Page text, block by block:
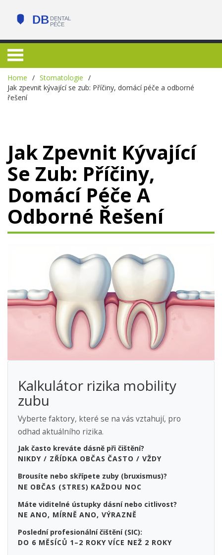
Home
Stomatologie
Jak zpevnit kývající se zub: Příčiny, domácí péče a odborné
řešení
Jak Zpevnit Kývající
Se Zub: Příčiny,
Domácí Péče A
Odborné Řešení
Kalkulátor rizika mobility
zubu
Vyberte faktory, které se na vás vztahují, pro
odhad aktuálního rizika.
Jak často kreváte dásně při čištění?
NIKDY / ZŘÍDKA OBČAS ČASTO / VŽDY
Brousíte nebo skřípete zuby (bruxismus)?
NE OBČAS (STRES) KAŽDOU NOC
Máte viditelné ústupky dásní nebo citlivost?
NE ANO, MÍRNĚ ANO, VÝRAZNĚ
Poslední profesionální čištění (SIC):
DO 6 MĚSÍCŮ 1–2 ROKY VÍCE NEŽ 2 ROKY